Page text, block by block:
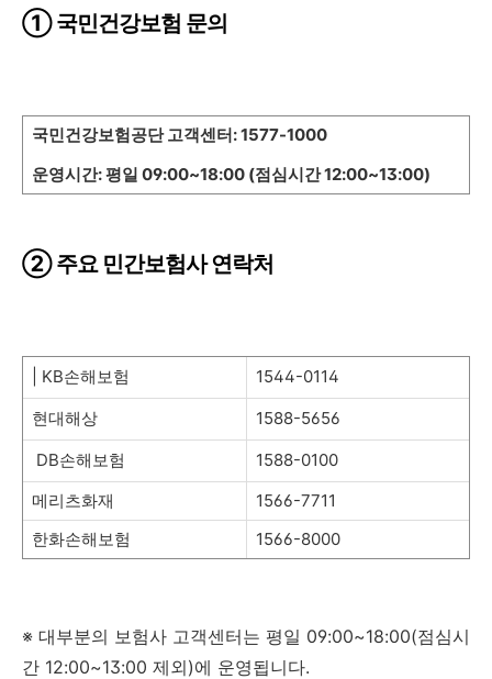
① 국민건강보험 문의
국민건강보험공단 고객센터: 1577-1000
운영시간: 평일 09:00~18:00 (점심시간 12:00~13:00)
② 주요 민간보험사 연락처
| KB손해보험
1544-0114
현대해상
1588-5656
DB손해보험
1588-0100
메리츠화재
1566-7711
한화손해보험
1566-8000
※ 대부분의 보험사 고객센터는 평일 09:00~18:00(점심시
간 12:00~13:00 제외)에 운영됩니다.